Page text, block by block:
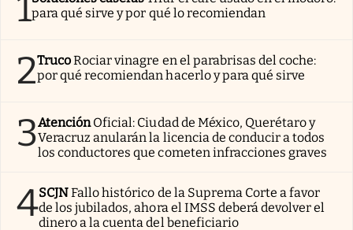
para qué sirve y por qué lo recomiendan
2TrucoRociar vinagre en el parabrisas del coche:
por qué recomiendan hacerlo y para qué sirve
3AtenciónOficial: Ciudad de México, Querétaro y
Veracruz anularán la licencia de conducir a todos
los conductores que cometen infracciones graves
4SCJNFallo histórico de la Suprema Corte a favor
de los jubilados, ahora el IMSS deberá devolver el
dinero a la cuenta del beneficiario